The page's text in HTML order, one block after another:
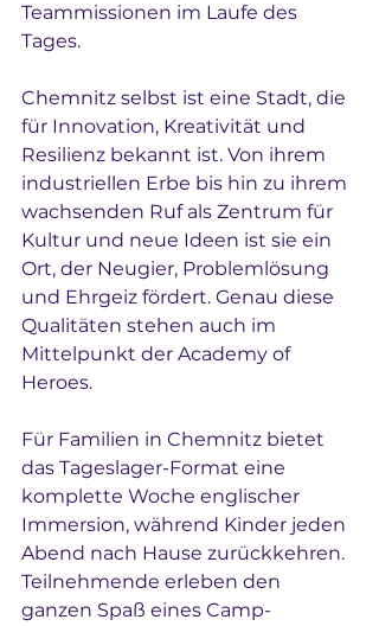
Teammissionen im Laufe des
Tages.
Chemnitz selbst ist eine Stadt, die
für Innovation, Kreativität und
Resilienz bekannt ist. Von ihrem
industriellen Erbe bis hin zu ihrem
wachsenden Ruf als Zentrum für
Kultur und neue Ideen ist sie ein
Ort, der Neugier, Problemlösung
und Ehrgeiz fördert. Genau diese
Qualitäten stehen auch im
Mittelpunkt der Academy of
Heroes.
Für Familien in Chemnitz bietet
das Tageslager-Format eine
komplette Woche englischer
Immersion, während Kinder jeden
Abend nach Hause zurückkehren.
Teilnehmende erleben den
ganzen Spaß eines Camp-